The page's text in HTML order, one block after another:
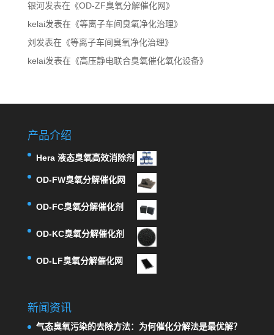
银河发表在《OD-ZF臭氧分解催化网》
kelai发表在《等离子车间臭氧净化治理》
刘 发表在《等离子车间臭氧净化治理》
kelai发表在《高压静电联合臭氧催化氧化设备》
产品介绍
Hera 液态臭氧高效消除剂
OD-FW臭氧分解催化网
OD-FC臭氧分解催化剂
OD-KC臭氧分解催化剂
OD-LF臭氧分解催化网
新闻资讯
气态臭氧污染的去除方法：为何催化分解法是最优解？